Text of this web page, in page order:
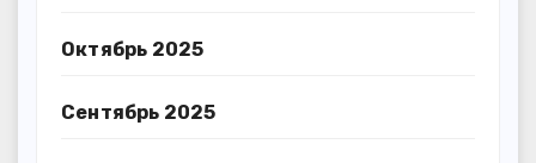
Октябрь 2025
Сентябрь 2025